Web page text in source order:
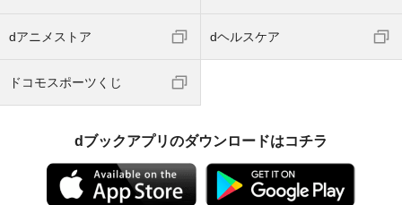
dアニメストア dヘルスケア
ドコモスポーツくじ
dブックアプリのダウンロードはコチラ